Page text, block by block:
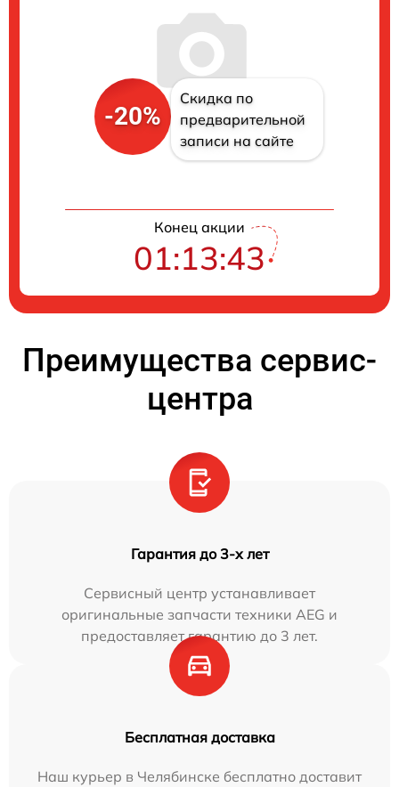
-20%
Скидка по
предварительной
записи на сайте
Конец акции
01:13:42
Преимущества сервис-
центра
Гарантия до 3-х лет
Сервисный центр устанавливает
оригинальные запчасти техники AEG и
предоставляет гарантию до 3 лет.
Бесплатная доставка
Наш курьер в Челябинске бесплатно доставит